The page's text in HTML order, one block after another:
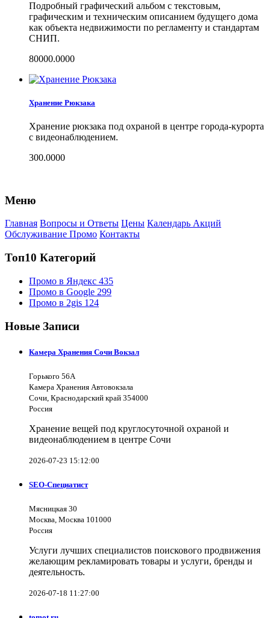
Подробный графический альбом с текстовым,
графическим и техническим описанием будущего дома
как объекта недвижимости по регламенту и стандартам
СНИП.
80000.0000
Хранение Рюкзака
Хранение рюкзака под охраной в центре города-курорта
с видеонаблюдением.
300.0000
Меню
Главная Вопросы и Ответы Цены Календарь Акций
Обслуживание Промо Контакты
Топ10 Категорий
Промо в Яндекс 435
Промо в Google 299
Промо в 2gis 124
Новые Записи
Камера Хранения Сочи Вокзал
Горького 56А
Камера Хранения Автовокзала
Сочи, Краснодарский край 354000
Россия
Хранение вещей под круглосуточной охраной и
видеонаблюдением в центре Сочи
2026-07-23 15:12:00
SEO-Специатист
Мясницкая 30
Москва, Москва 101000
Россия
Услуги лучших специалистов поискового продвижения
желающим рекламировать товары и услуги, бренды и
деятельность.
2026-07-18 11:27:00